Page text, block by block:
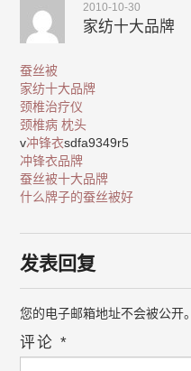
2010-10-30
家纺十大品牌
蚕丝被
家纺十大品牌
颈椎治疗仪
颈椎病 枕头
v冲锋衣sdfa9349r5
冲锋衣品牌
蚕丝被十大品牌
什么牌子的蚕丝被好
发表回复
您的电子邮箱地址不会被公开。
评论*